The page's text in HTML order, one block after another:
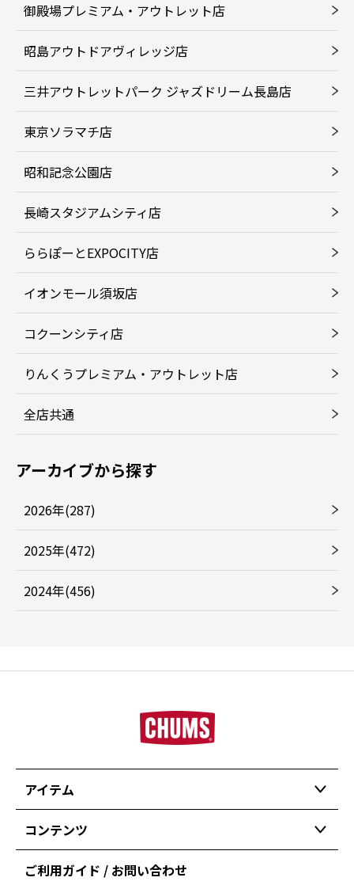
御殿場プレミアム・アウトレット店
昭島アウトドアヴィレッジ店
三井アウトレットパーク ジャズドリーム長島店
東京ソラマチ店
昭和記念公園店
長崎スタジアムシティ店
ららぽーとEXPOCITY店
イオンモール須坂店
コクーンシティ店
りんくうプレミアム・アウトレット店
全店共通
アーカイブから探す
2026年(287)
2025年(472)
2024年(456)
アイテム
コンテンツ
ご利用ガイド / お問い合わせ